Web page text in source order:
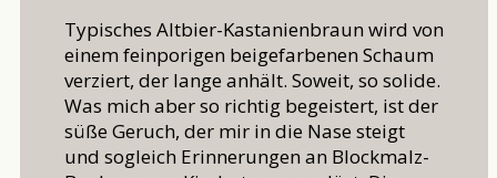
Typisches Altbier-Kastanienbraun wird von
einem feinporigen beigefarbenen Schaum
verziert, der lange anhält. Soweit, so solide.
Was mich aber so richtig begeistert, ist der
süße Geruch, der mir in die Nase steigt
und sogleich Erinnerungen an Blockmalz-